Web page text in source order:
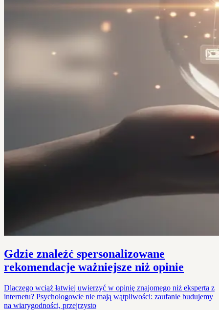
Gdzie znaleźć spersonalizowane
rekomendacje ważniejsze niż opinie
Dlaczego wciąż łatwiej uwierzyć w opinię znajomego niż eksperta z
internetu? Psychologowie nie mają wątpliwości: zaufanie budujemy
na wiarygodności, przejrzysto